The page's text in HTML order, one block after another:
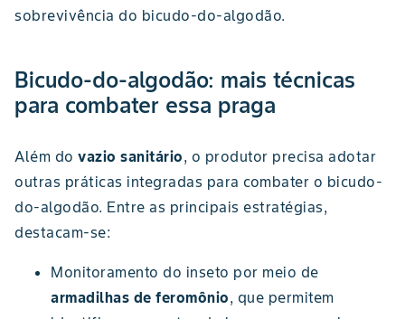
sobrevivência do bicudo-do-algodão.
Bicudo-do-algodão: mais técnicas
para combater essa praga
Além do vazio sanitário, o produtor precisa adotar
outras práticas integradas para combater o bicudo-
do-algodão. Entre as principais estratégias,
destacam-se:
Monitoramento do inseto por meio de
armadilhas de feromônio, que permitem